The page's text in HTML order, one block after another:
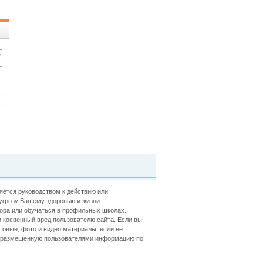
руководством к действию или
Вашему здоровью и жизни.
или обучаться в профильных школах.
вред пользователю сайта. Если вы
фото и видео материалы, если не
размещенную пользователями информацию по